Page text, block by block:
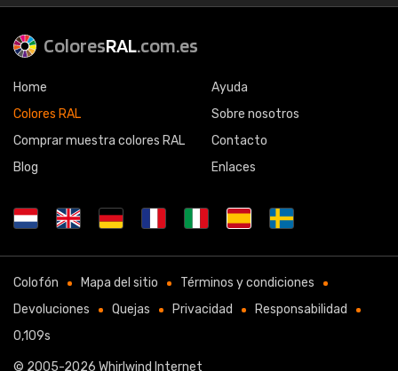
ColoresRAL.com.es
Home
Colores RAL
Comprar muestra colores RAL
Blog
Ayuda
Sobre nosotros
Contacto
Enlaces
Colofón Mapa del sitio
Términos y condiciones
Devoluciones
Quejas Privacidad
Responsabilidad
0,109s
© 2005-2026 Whirlwind Internet